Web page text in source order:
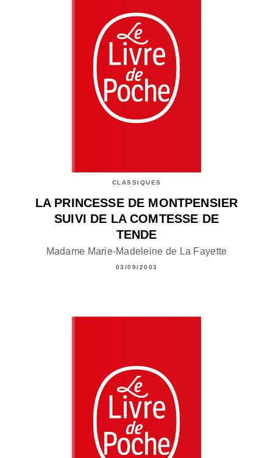
CLASSIQUES
LA PRINCESSE DE MONTPENSIER
SUIVI DE LA COMTESSE DE
TENDE
Madame Marie-Madeleine de La Fayette
03/09/2003